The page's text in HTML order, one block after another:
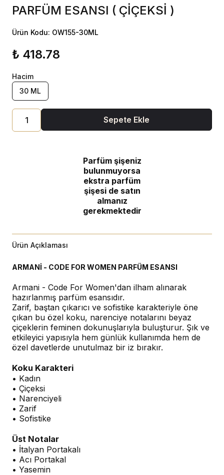
PARFÜM ESANSI ( ÇİÇEKSİ )
Ürün Kodu: OW155-30ML
₺ 418.78
Hacim
30 ML
Sepete Ekle
Parfüm şişeniz
bulunmuyorsa
ekstra parfüm
şişesi de satın
almanız
gerekmektedir
Ürün Açıklaması
ARMANİ - CODE FOR WOMEN PARFÜM ESANSI
Armani - Code For Women'dan ilham alınarak
hazırlanmış parfüm esansıdır.
Zarif, baştan çıkarıcı ve sofistike karakteriyle öne
çıkan bu özel koku, narenciye notalarını beyaz
çiçeklerin feminen dokunuşlarıyla buluşturur. Şık ve
etkileyici yapısıyla hem günlük kullanımda hem de
özel davetlerde unutulmaz bir iz bırakır.
Koku Karakteri
• Kadın
• Çiçeksi
• Narenciyeli
• Zarif
• Sofistike
Üst Notalar
• İtalyan Portakalı
• Acı Portakal
• Yasemin